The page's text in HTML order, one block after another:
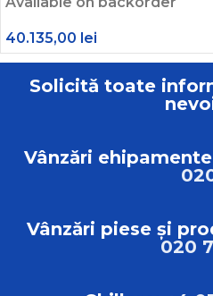
40.135,00 lei
Solicită toate
Vânzări
Vânzări piese și
020